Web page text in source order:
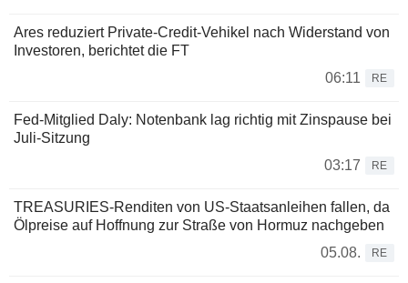
Ares reduziert Private-Credit-Vehikel nach Widerstand von
Investoren, berichtet die FT
06:11
RE
Fed-Mitglied Daly: Notenbank lag richtig mit Zinspause bei
Juli-Sitzung
03:17
RE
TREASURIES-Renditen von US-Staatsanleihen fallen, da
Ölpreise auf Hoffnung zur Straße von Hormuz nachgeben
05.08.
RE